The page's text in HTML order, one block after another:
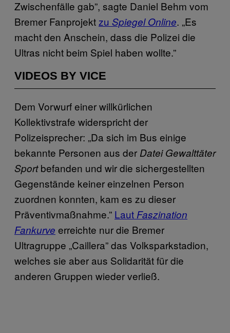
Zwischenfälle gab”, sagte Daniel Behm vom
Bremer Fanprojektzu Spiegel Online. „Es
macht den Anschein, dass die Polizei die
Ultras nicht beim Spiel haben wollte.”
VIDEOS BY VICE
Dem Vorwurf einer willkürlichen
Kollektivstrafe widerspricht der
Polizeisprecher: „Da sich im Bus einige
bekannte Personen aus der Datei Gewalttäter
Sportbefanden und wir die sichergestellten
Gegenstände keiner einzelnen Person
zuordnen konnten, kam es zu dieser
Präventivmaßnahme.” Laut Faszination
Fankurve erreichte nur die Bremer
Ultragruppe „Caillera” das Volksparkstadion,
welches sie aber aus Solidarität für die
anderen Gruppen wieder verließ.